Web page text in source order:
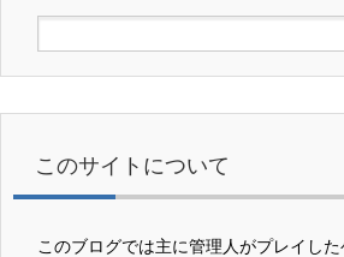
このサイトについて
このブログでは主に管理人がプレイした